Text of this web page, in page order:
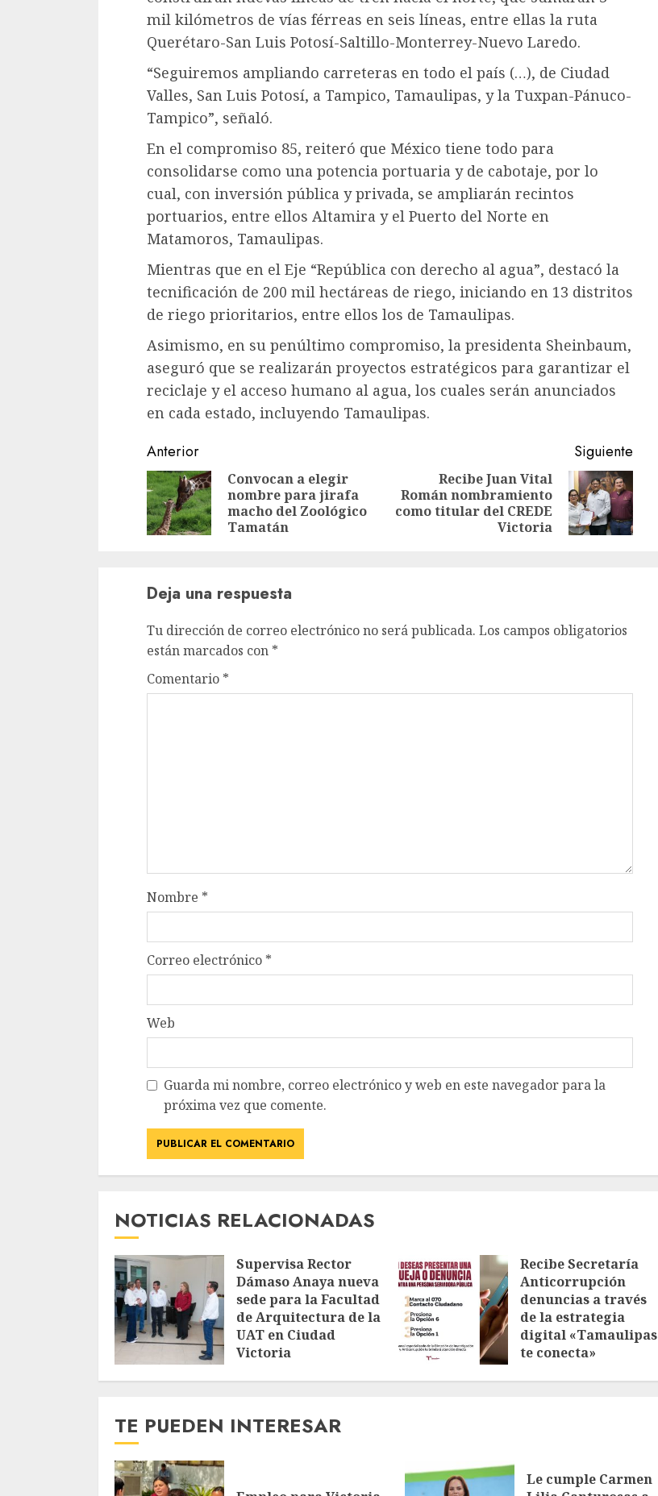
mil kilómetros de vías férreas en seis líneas, entre ellas la ruta
Querétaro-San Luis Potosí-Saltillo-Monterrey-Nuevo Laredo.
“Seguiremos ampliando carreteras en todo el país (…), de Ciudad
Valles, San Luis Potosí, a Tampico, Tamaulipas, y la Tuxpan-Pánuco-
Tampico”, señaló.
En el compromiso 85, reiteró que México tiene todo para
consolidarse como una potencia portuaria y de cabotaje, por lo
cual, con inversión pública y privada, se ampliarán recintos
portuarios, entre ellos Altamira y el Puerto del Norte en
Matamoros, Tamaulipas.
Mientras que en el Eje “República con derecho al agua”, destacó la
tecnificación de 200 mil hectáreas de riego, iniciando en 13 distritos
de riego prioritarios, entre ellos los de Tamaulipas.
Asimismo, en su penúltimo compromiso, la presidenta Sheinbaum,
aseguró que se realizarán proyectos estratégicos para garantizar el
reciclaje y el acceso humano al agua, los cuales serán anunciados
en cada estado, incluyendo Tamaulipas.
Sigue
leyendo
Anterior
Entrada
anterior:
Convocan a elegir
nombre para jirafa
macho del Zoológico
Tamatán
Siguiente
Siguiente
entrada:
Recibe Juan Vital
Román nombramiento
como titular del CREDE
Victoria
Deja una respuesta
Tu dirección de correo electrónico no será publicada. Los campos obligatorios
están marcados con *
Comentario *
Nombre *
Correo electrónico *
Web
Guarda mi nombre, correo electrónico y web en este navegador para la
próxima vez que comente.
NOTICIAS RELACIONADAS
Supervisa Rector
Dámaso Anaya nueva
sede para la Facultad
de Arquitectura de la
UAT en Ciudad
Victoria
Recibe Secretaría
Anticorrupción
denuncias a través
de la estrategia
digital «Tamaulipas
te conecta»
TE PUEDEN INTERESAR
Le cumple Carmen